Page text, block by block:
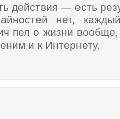
действия — есть
нет,
пел о жизни
и к Интернету.